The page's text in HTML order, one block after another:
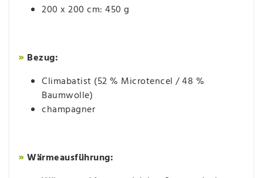
200 x 200 cm: 450 g
» Bezug:
Climabatist (52 % Microtencel / 48 %
Baumwolle)
champagner
»Wärmeausführung: